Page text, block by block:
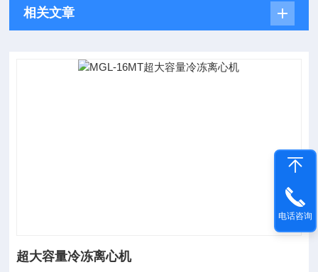
相关文章
超大容量冷冻离心机
电话咨询